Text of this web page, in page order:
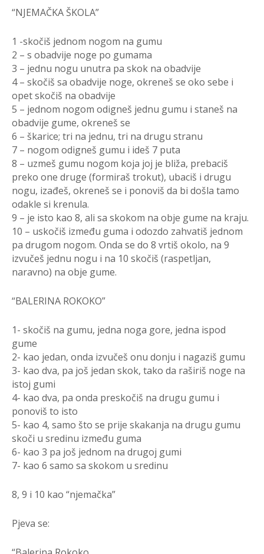
“NJEMAČKA ŠKOLA”
1 -skočiš jednom nogom na gumu
2 – s obadvije noge po gumama
3 – jednu nogu unutra pa skok na obadvije
4 – skočiš sa obadvije noge, okreneš se oko sebe i
opet skočiš na obadvije
5 – jednom nogom odigneš jednu gumu i staneš na
obadvije gume, okreneš se
6 – škarice; tri na jednu, tri na drugu stranu
7 – nogom odigneš gumu i ideš 7 puta
8 – uzmeš gumu nogom koja joj je bliža, prebaciš
preko one druge (formiraš trokut), ubaciš i drugu
nogu, izađeš, okreneš se i ponoviš da bi došla tamo
odakle si krenula.
9 – je isto kao 8, ali sa skokom na obje gume na kraju.
10 – uskočiš između guma i odozdo zahvatiš jednom
pa drugom nogom. Onda se do 8 vrtiš okolo, na 9
izvučeš jednu nogu i na 10 skočiš (raspetljan,
naravno) na obje gume.
“BALERINA ROKOKO”
1- skočiš na gumu, jedna noga gore, jedna ispod
gume
2- kao jedan, onda izvučeš onu donju i nagaziš gumu
3- kao dva, pa još jedan skok, tako da raširiš noge na
istoj gumi
4- kao dva, pa onda preskočiš na drugu gumu i
ponoviš to isto
5- kao 4, samo što se prije skakanja na drugu gumu
skoči u sredinu između guma
6- kao 3 pa još jednom na drugoj gumi
7- kao 6 samo sa skokom u sredinu
8, 9 i 10 kao “njemačka”
Pjeva se: